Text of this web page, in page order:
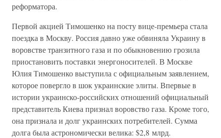
реформатора.
Первой акцией Тимошенко на посту вице-премьера стала
поездка в Москву. Россия давно уже обвиняла Украину в
воровстве транзитного газа и по обыкновению грозила
приостановить поставки энергоносителей. В Москве
Юлия Тимошенко выступила с официальным заявлением,
которое повергло в шок украинские элиты. Впервые в
истории украинско-российских отношений официальный
представитель Киева признал воровство газа. Кроме того,
она признала и долг украинских потребителей. Сумма
долга была астрономически велика: $2,8 млрд.